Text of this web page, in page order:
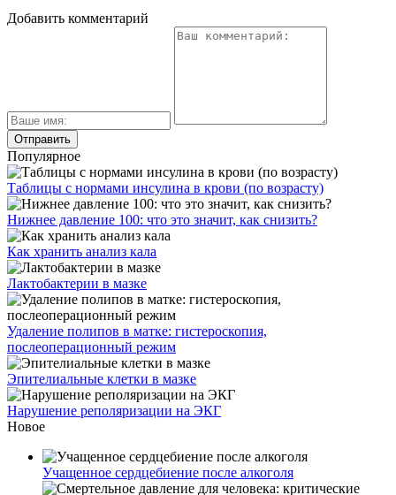
Добавить комментарий
Популярное
Таблицы с нормами инсулина в крови (по возрасту)
Нижнее давление 100: что это значит, как снизить?
Как хранить анализ кала
Лактобактерии в мазке
Удаление полипов в матке: гистероскопия,
послеоперационный режим
Эпителиальные клетки в мазке
Нарушение реполяризации на ЭКГ
Новое
Учащенное сердцебиение после алкоголя